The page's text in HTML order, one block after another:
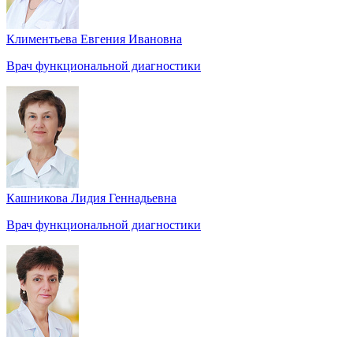
Климентьева Евгения Ивановна
Врач функциональной диагностики
Кашникова Лидия Геннадьевна
Врач функциональной диагностики